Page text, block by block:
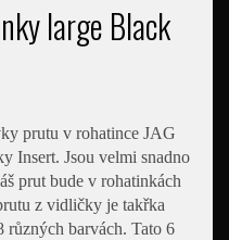
large Black
prutu v rohatince JAG
Insert. Jsou velmi snadno
prut bude v rohatinkách
z vidličky je takřka
různých barvách. Tato 6